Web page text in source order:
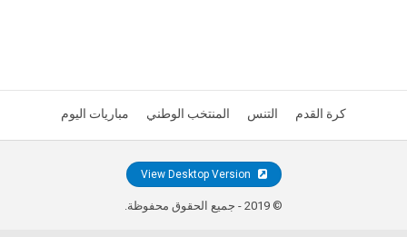
كرة القدم التنس المنتخب الوطني مباريات اليوم
© 2019 - جميع الحقوق محفوظة.